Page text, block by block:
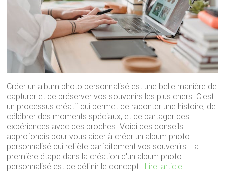
Créer un album photo personnalisé est une belle manière de
capturer et de préserver vos souvenirs les plus chers. C'est
un processus créatif qui permet de raconter une histoire, de
célébrer des moments spéciaux, et de partager des
expériences avec des proches. Voici des conseils
approfondis pour vous aider à créer un album photo
personnalisé qui reflète parfaitement vos souvenirs. La
première étape dans la création d'un album photo
personnalisé est de définir le concept...Lire larticle